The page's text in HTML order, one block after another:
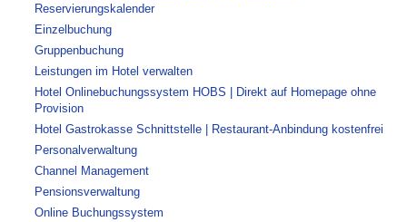
Reservierungskalender
Einzelbuchung
Gruppenbuchung
Leistungen im Hotel verwalten
Hotel Onlinebuchungssystem HOBS | Direkt auf Homepage ohne
Provision
Hotel Gastrokasse Schnittstelle | Restaurant-Anbindung kostenfrei
Personalverwaltung
Channel Management
Pensionsverwaltung
Online Buchungssystem